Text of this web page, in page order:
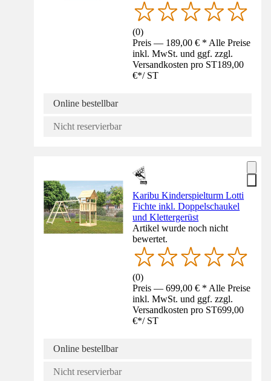
(0)
Preis — 189,00 € * Alle Preise
inkl. MwSt. und ggf. zzgl.
Versandkosten pro ST189,00
€*/ ST
Online bestellbar
Nicht reservierbar
Karibu Kinderspielturm Lotti
Fichte inkl. Doppelschaukel
und Klettergerüst
Artikel wurde noch nicht
bewertet.
(0)
Preis — 699,00 € * Alle Preise
inkl. MwSt. und ggf. zzgl.
Versandkosten pro ST699,00
€*/ ST
Online bestellbar
Nicht reservierbar